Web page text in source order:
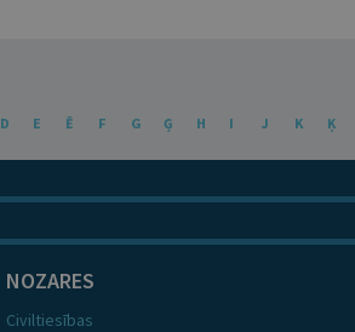
D E Ē F G Ģ H I J K Ķ
NOZARES
Civiltiesības